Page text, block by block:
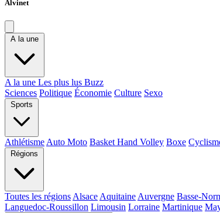
Alvinet
A la une
A la une Les plus lus Buzz
Sciences Politique Économie Culture Sexo
Sports
Athlétisme Auto Moto Basket Hand Volley Boxe
Régions
Toutes les régions Alsace Aquitaine Auvergne Basse-
Languedoc-Roussillon Limousin Lorraine Martinique